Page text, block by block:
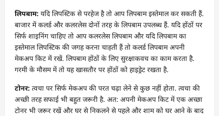
लिपबाम: यदि लिपस्टिक से परहेज है तो आप लिपबाम इस्तेमाल कर सकती हैं.
बाजार में कलर्ड और कलरलेस दोनों तरह के लिपबाम उपलब्ध हैं. यदि होंठों पर
सिर्फ शाइनिंग चाहिए तो आप कलरलेस लिपबाम और यदि लिपबाम का
इस्तेमाल लिपस्टिक की जगह करना चाहती हैं तो कलर्ड लिपबाम अपनी
मेकअप किट में रखें. लिपबाम होंठों के लिए सुरक्षाकवच का काम करता है.
गरमी के मौसम में तो यह खासतौर पर होंठों को हाइड्रेट रखता है.
टोनर: त्वचा पर सिर्फ मेकअप की परत चढ़ा लेने से कुछ नहीं होता. त्वचा की
अच्छी तरह सफाई भी बहुत जरूरी है. अत: अपनी मेकअप किट में एक अच्छा
टोनर भी जरूर रखें और घर से निकलने से पहले और शाम को घर आने के बाद